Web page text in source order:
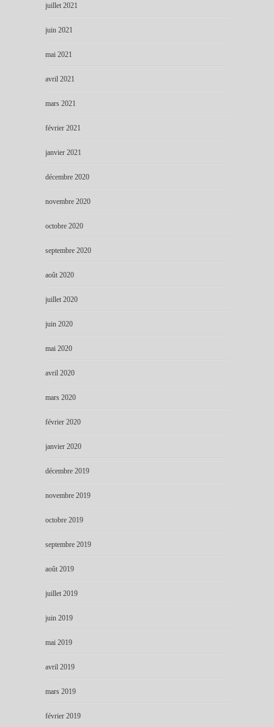
juillet 2021
juin 2021
mai 2021
avril 2021
mars 2021
février 2021
janvier 2021
décembre 2020
novembre 2020
octobre 2020
septembre 2020
août 2020
juillet 2020
juin 2020
mai 2020
avril 2020
mars 2020
février 2020
janvier 2020
décembre 2019
novembre 2019
octobre 2019
septembre 2019
août 2019
juillet 2019
juin 2019
mai 2019
avril 2019
mars 2019
février 2019